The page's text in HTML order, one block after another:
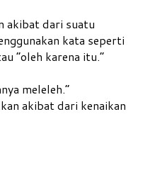
akibat dari suatu
kata seperti
“oleh karena itu.”
meleleh.”
akibat dari kenaikan